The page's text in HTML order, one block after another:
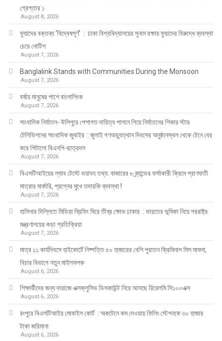
গ্রেপ্তার ১
August 8, 2026
ফুয়াদের বক্তব্য ‘বিদ্বেষপূর্ণ’ : ঢাকা বিশ্ববিদ্যালয়ের সুনাম রক্ষায় ফুয়াদের বিরুদ্ধে ব্যবস্থা
চেয়ে নোটিশ
August 7, 2026
Banglalink Stands with Communities During the Monsoon
August 7, 2026
বর্ষায় মানুষের পাশে বাংলালিংক
August 7, 2026
সাংবাদিক নির্যাতন- উলিপুরে পেশাগত দায়িত্ব পালনে গিয়ে নির্যাতনের শিকার স্টার
টেলিভিশনের সাংবাদিক জুবাইর : জুলাই গণঅভ্যুত্থান দিবসের অনুষ্ঠানস্থল থেকে টেনে বের
করে পিটালো বিএনপি-ছাত্রদল
August 7, 2026
বিএসটিআইয়ের ল্যাব টেস্টে ভয়াবহ তথ্য: বাজারের ৮ ব্র্যান্ডের ফর্সাকারী ক্রিমে প্রাণঘাতী
মাত্রার মার্কারি, প্রশ্নের মুখে তদারকি ব্যবস্থা !
August 7, 2026
হাসিনার দিল্লিতে মিডিয়া ব্রিফিং ঘিরে তীব্র ক্ষোভ ঢাকার : ভারতের ভূমিকা নিয়ে পররাষ্ট্র
মন্ত্রণালয়ের কড়া প্রতিক্রিয়া
August 7, 2026
মাত্র ১১ কার্যদিবসে হাইকোর্টে নিষ্পত্তি ৫০ হাজারের বেশি পুরাতন ক্রিমিনাল মিস মামলা,
বিচার বিভাগে নতুন মাইলফলক
August 6, 2026
শিক্ষার্থীদের জন্য দারাজে এক্সক্লুসিভ ডিসকাউন্ট নিয়ে আসছে রিয়েলমি সি১০০এক্স
August 6, 2026
রংপুরে বিএসটিআইর মোবাইল কোর্ট : অকটেনে কম দেওয়ায় ফিলিং স্টেশনকে ৩০ হাজার
টাকা জরিমানা
August 6, 2026